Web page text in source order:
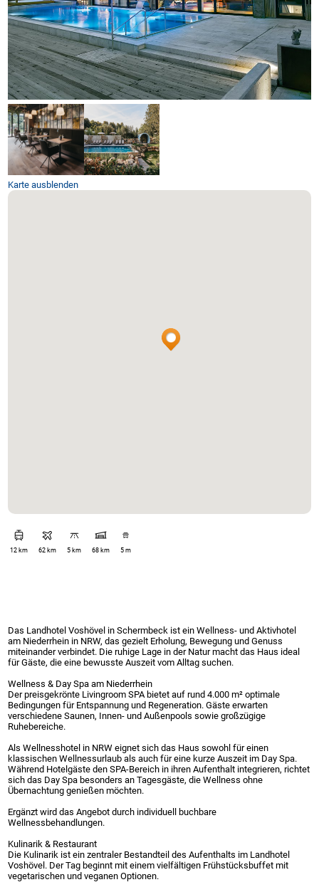
Karte ausblenden
12 km 62 km 5 km 68 km 5 m
Das Landhotel Voshövel in Schermbeck ist ein Wellness- und Aktivhotel
am Niederrhein in NRW, das gezielt Erholung, Bewegung und Genuss
miteinander verbindet. Die ruhige Lage in der Natur macht das Haus ideal
für Gäste, die eine bewusste Auszeit vom Alltag suchen.
Wellness & Day Spa am Niederrhein
Der preisgekrönte Livingroom SPA bietet auf rund 4.000 m² optimale
Bedingungen für Entspannung und Regeneration. Gäste erwarten
verschiedene Saunen, Innen- und Außenpools sowie großzügige
Ruhebereiche.
Als Wellnesshotel in NRW eignet sich das Haus sowohl für einen
klassischen Wellnessurlaub als auch für eine kurze Auszeit im Day Spa.
Während Hotelgäste den SPA-Bereich in ihren Aufenthalt integrieren, richtet
sich das Day Spa besonders an Tagesgäste, die Wellness ohne
Übernachtung genießen möchten.
Ergänzt wird das Angebot durch individuell buchbare
Wellnessbehandlungen.
Kulinarik & Restaurant
Die Kulinarik ist ein zentraler Bestandteil des Aufenthalts im Landhotel
Voshövel. Der Tag beginnt mit einem vielfältigen Frühstücksbuffet mit
vegetarischen und veganen Optionen.